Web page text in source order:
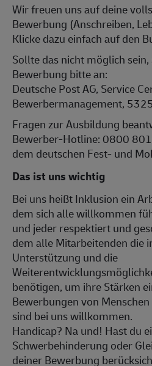
Wir freuen uns auf deine
Bewerbung (Anschreiben,
Klicke dazu einfach auf den
Sollte das nicht möglich sein,
Bewerbung bitte an:
Deutsche Post AG, Service
Bewerbermanagement,
Fragen zur Ausbildung
Bewerber-Hotline: 0800
dem deutschen Fest- und
Das ist uns wichtig
Bei uns heißt Inklusion ein
dem sich alle willkommen
und jeder respektiert und
dem alle Mitarbeitenden die
Unterstützung und die
benötigen, um ihre Stärken
Bewerbungen von
sind bei uns willkommen.
Handicap? Na und! Hast du
Schwerbehinderung oder
deiner Bewerbung